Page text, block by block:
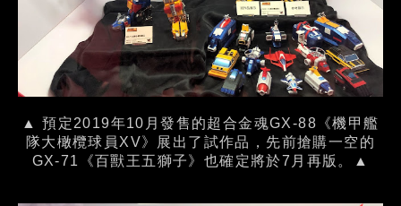
▲ 預定2019年10月發售的超合金魂GX-88《機甲艦
隊大橄欖球員XV》展出了試作品，先前搶購一空的
GX-71《百獸王五獅子》也確定將於7月再版。▲